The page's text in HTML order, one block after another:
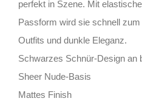
perfekt in Szene. Mit
Passform wird sie schnell
Outfits und dunkle Eleganz.
Schwarzes Schnür-Design an
Sheer Nude-Basis
Mattes Finish